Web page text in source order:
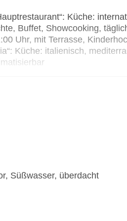
Küche:
Buffet, Showcooking,
Uhr, mit Terrasse,
Küche: italienisch,
Süßwasser, überdacht